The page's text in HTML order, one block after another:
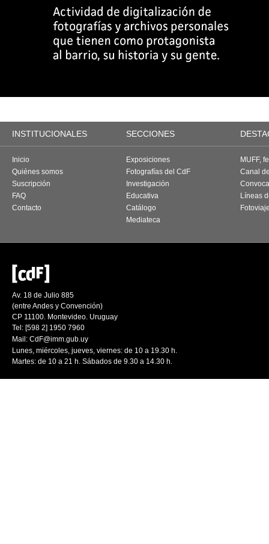
INSTITUCIONALES SECCIONES
Inicio
Quiénes somos
Suscripción
FAQ
Contacto
Exposiciones
Fotografías del CdF
Investigación
Educativa
Catálogo
Mediateca
MUFF,
Canal
Líneas
Av. 18 de Julio 885
(entre Andes y Convención)
CP 11100. Montevideo. Uruguay
Tel: [598 2] 1950 7960
Mail: CdF@imm.gub.uy
Lunes, miércoles, jueves, viernes: de 10 a 19.30 h.
Martes: de 10 a 21 h. Sábados de 9.30 a 14.30 h.